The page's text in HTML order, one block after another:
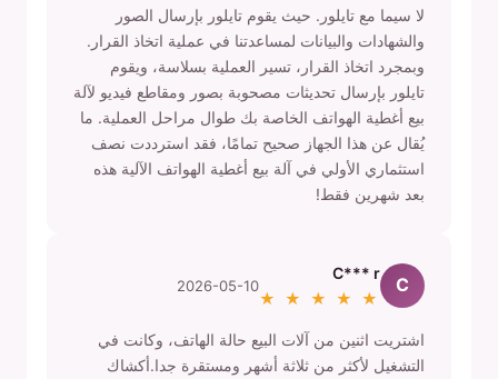
لا سيما مع تايلور. حيث يقوم تايلور بإرسال الصور
والشهادات والبيانات لمساعدتنا في عملية اتخاذ القرار.
وبمجرد اتخاذ القرار، تسير العملية بسلاسة، ويقوم
تايلور بإرسال تحديثات مصحوبة بصور ومقاطع فيديو لآلة
بيع أغطية الهواتف الخاصة بك طوال مراحل العملية. ما
يُقال عن هذا الجهاز صحيح تمامًا، فقد استرددت نصف
استثماري الأولي في آلة بيع أغطية الهواتف الآلية هذه
بعد شهرين فقط!
C
C*** r
★ ★ ★ ★ ★
2026-05-10
اشتريت اثنين من آلات البيع حالة الهاتف، وكانت في
التشغيل لأكثر من ثلاثة أشهر ومستقرة جدا.أكشاك